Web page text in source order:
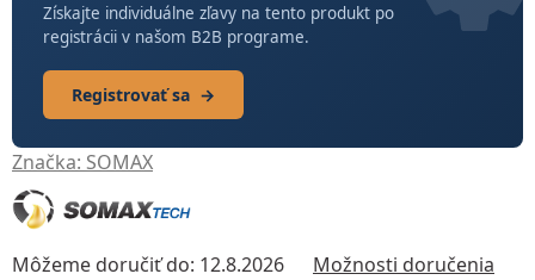
Značka: SOMAX
Môžeme doručiť do: 12.8.2026 Možnosti doručenia
Získajte individuálne zľavy na tento produkt po
registrácii v našom B2B programe.
Registrovať sa →